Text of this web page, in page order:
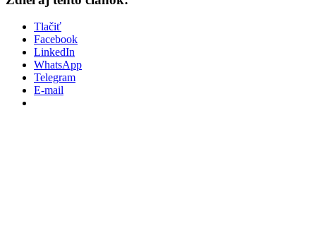
Tlačiť
Facebook
LinkedIn
WhatsApp
Telegram
E-mail